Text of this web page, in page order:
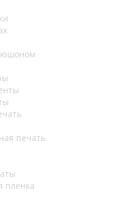
печать
пленка